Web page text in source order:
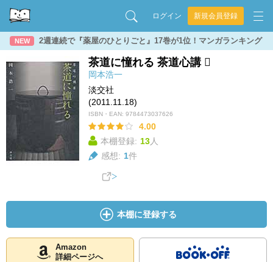
ログイン 新規会員登録
NEW 2週連続で『薬屋のひとりごと』17巻が1位！マンガランキング
茶道に憧れる 茶道心講 
岡本浩一
淡交社
(2011.11.18)
ISBN・EAN: 9784473037626
4.00
本棚登録: 13人
感想: 1件
本棚に登録する
Amazon
詳細ページへ